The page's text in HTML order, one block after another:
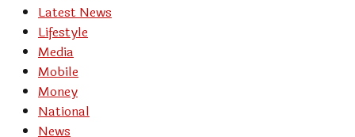
Latest News
Lifestyle
Media
Mobile
Money
National
News